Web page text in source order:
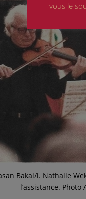
Bakal/i. Nathalie
l’assistance. Photo
vous le